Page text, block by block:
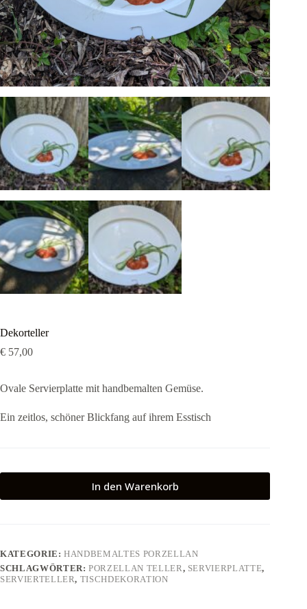
Dekorteller
€ 57,00
Ovale Servierplatte mit handbemalten Gemüse.
Ein zeitlos, schöner Blickfang auf ihrem Esstisch
In den Warenkorb
KATEGORIE:HANDBEMALTES PORZELLAN
SCHLAGWÖRTER:PORZELLAN TELLER, SERVIERPLATTE,
SERVIERTELLER, TISCHDEKORATION